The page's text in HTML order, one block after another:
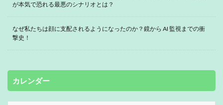
が本気で恐れる最悪のシナリオとは？
なぜ私たちは顔に支配されるようになったのか？鏡から AI 監視までの衝
撃史！
カレンダー